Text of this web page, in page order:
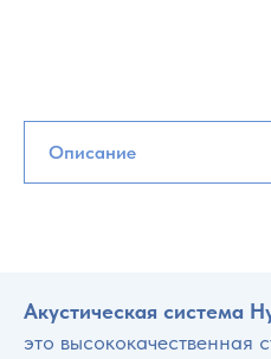
Акустическая система
это высококачественная